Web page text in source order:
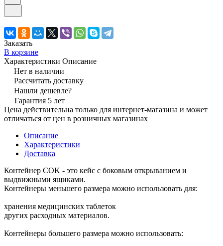
Заказать
В корзине
Характеристики Описание
Нет в наличии
Рассчитать доставку
Нашли дешевле?
Гарантия 5 лет
Цена действительна только для интернет-магазина и может
отличаться от цен в розничных магазинах
Описание
Характеристики
Доставка
Контейнер COK - это кейс с боковым открыванием и
выдвижными ящиками.
Контейнеры меньшего размера можно использовать для:
хранения медицинских таблеток
других расходных материалов.
Контейнеры большего размера можно использовать: